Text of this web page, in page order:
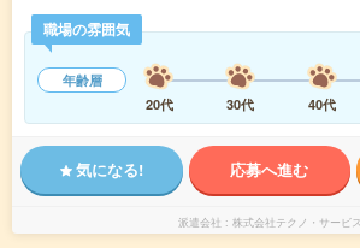
職場の雰囲気
年齢層
20代
30代 40代
気になる! 応募へ進む
派遣会社 株式会社テクノ・サービス